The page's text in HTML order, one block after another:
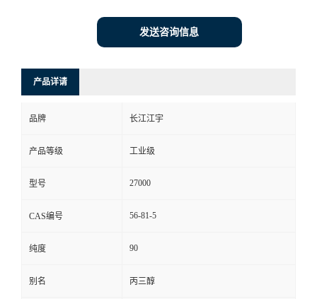
发送咨询信息
产品详请
品牌 长江江宇
产品等级 工业级
型号 27000
CAS编号 56-81-5
纯度 90
别名 丙三醇